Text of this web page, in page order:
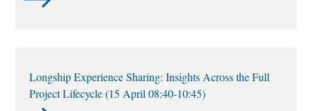
Longship Experience Sharing: Insights Across the Full
Project Lifecycle (15 April 08:40-10:45)